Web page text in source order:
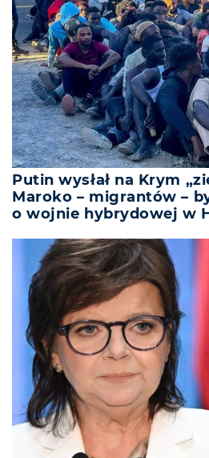
Putin wysłał na Krym
Maroko – migrantów –
o wojnie hybrydowej w